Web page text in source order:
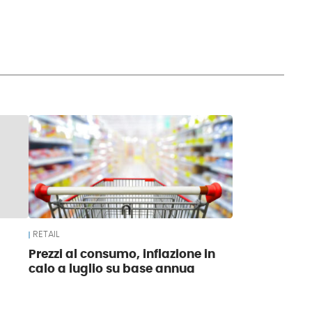
RETAIL
Prezzi al consumo, inflazione in
calo a luglio su base annua